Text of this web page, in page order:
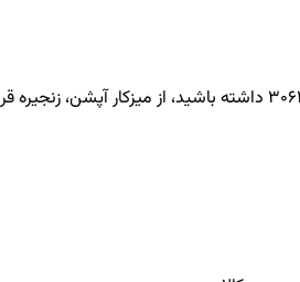
داشته باشید، از میزکار آپشن، زنجیره